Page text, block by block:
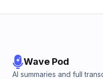
Wave Pod
AI summaries and full